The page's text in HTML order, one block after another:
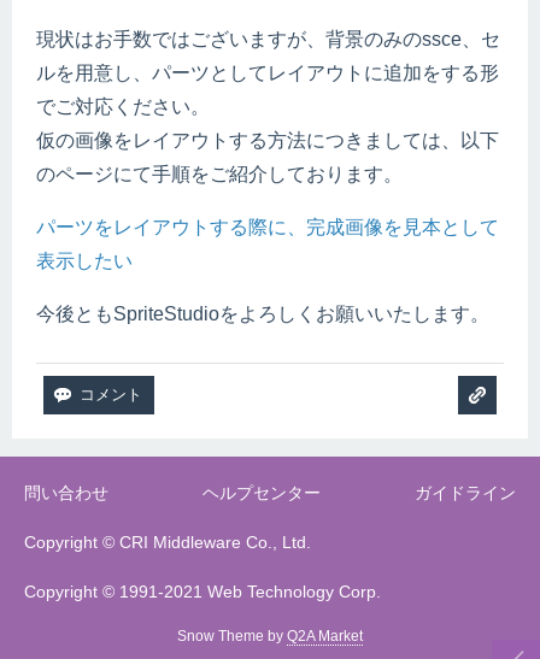
現状はお手数ではございますが、背景のみのssce、セ
ルを用意し、パーツとしてレイアウトに追加をする形
でご対応ください。
仮の画像をレイアウトする方法につきましては、以下
のページにて手順をご紹介しております。
パーツをレイアウトする際に、完成画像を見本として
表示したい
今後ともSpriteStudioをよろしくお願いいたします。
問い合わせ ヘルプセンター ガイドライン
Copyright © CRI Middleware Co., Ltd.
Copyright © 1991-2021 Web Technology Corp.
Snow Theme by Q2A Market